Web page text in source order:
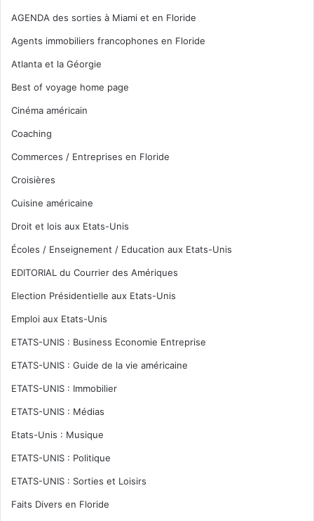
AGENDA des sorties à Miami et en Floride
Agents immobiliers francophones en Floride
Atlanta et la Géorgie
Best of voyage home page
Cinéma américain
Coaching
Commerces / Entreprises en Floride
Croisières
Cuisine américaine
Droit et lois aux Etats-Unis
Écoles / Enseignement / Education aux Etats-Unis
EDITORIAL du Courrier des Amériques
Election Présidentielle aux Etats-Unis
Emploi aux Etats-Unis
ETATS-UNIS : Business Economie Entreprise
ETATS-UNIS : Guide de la vie américaine
ETATS-UNIS : Immobilier
ETATS-UNIS : Médias
Etats-Unis : Musique
ETATS-UNIS : Politique
ETATS-UNIS : Sorties et Loisirs
Faits Divers en Floride